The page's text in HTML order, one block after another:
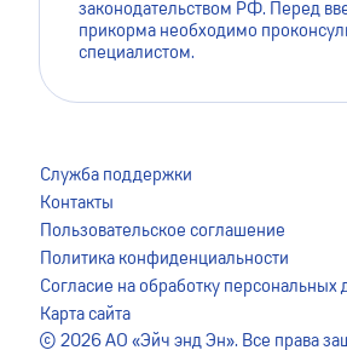
законодательством РФ. Перед
прикорма необходимо
специалистом.
© 2026 АО «Эйч энд Эн». Все права
Служба поддержки
Контакты
Пользовательское соглашение
Политика конфиденциальности
Согласие на обработку персональных
Карта сайта
Это помогает нам сделать его более
пользователей. Оставаясь на сайте, вы
сохранение файлов cookie на вашем
более подробной информации
Пользовательским соглашением